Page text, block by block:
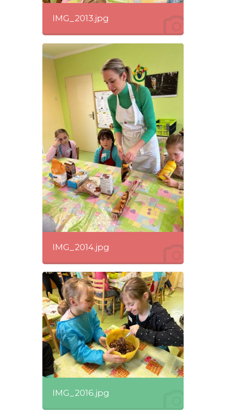
IMG_2013.jpg
IMG_2014.jpg
IMG_2016.jpg